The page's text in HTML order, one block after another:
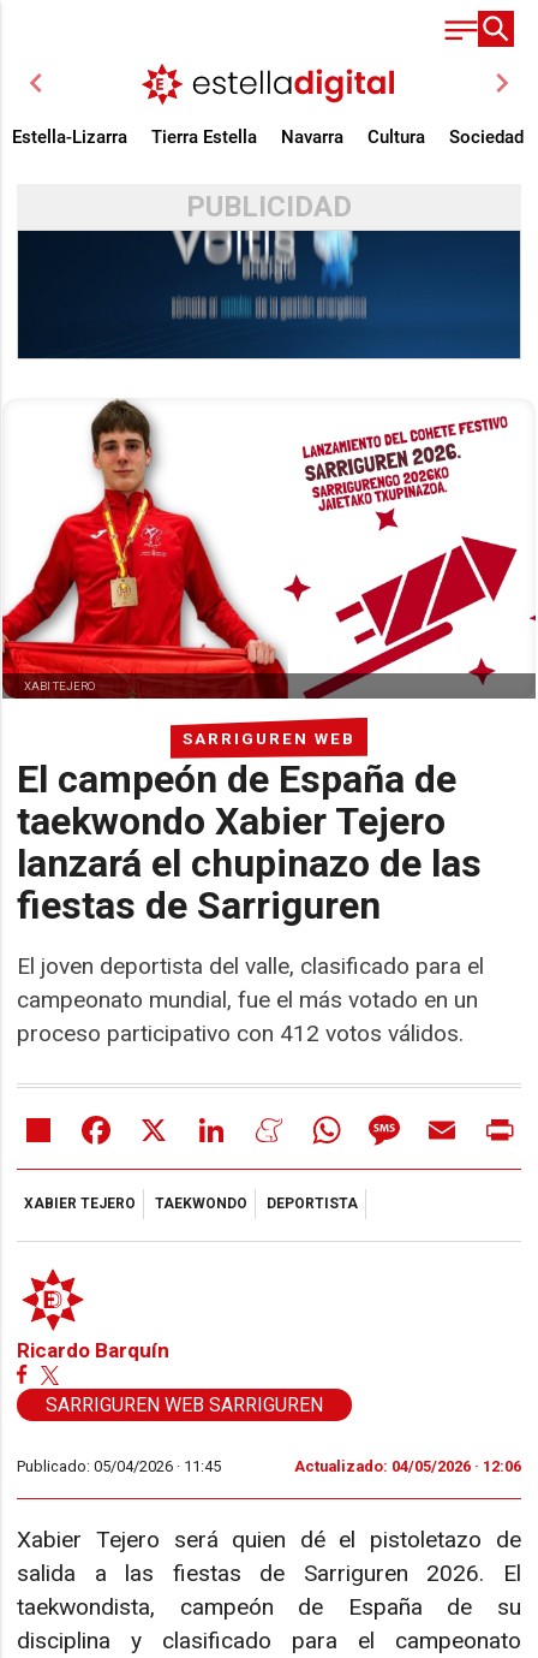
chevron_left chevron_right
Estella-Lizarra Tierra Estella Navarra Cultura Sociedad
PUBLICIDAD
SARRIGUREN WEB
El campeón de España de
taekwondo Xabier Tejero
lanzará el chupinazo de las
fiestas de Sarriguren
El joven deportista del valle, clasificado para el
campeonato mundial, fue el más votado en un
proceso participativo con 412 votos válidos.
XABI TEJERO
Share Facebook LinkedIn MeneameWhatsAppMessageEmail
XABIER TEJERO TAEKWONDO DEPORTISTA
Ricardo Barquín
SARRIGUREN WEB SARRIGUREN
Publicado: 05/04/2026 · 11:45 Actualizado: 04/05/2026 · 12:06
Xabier Tejero será quien dé el pistoletazo de
salida a las fiestas de Sarriguren 2026. El
taekwondista, campeón de España de su
disciplina y clasificado para el campeonato